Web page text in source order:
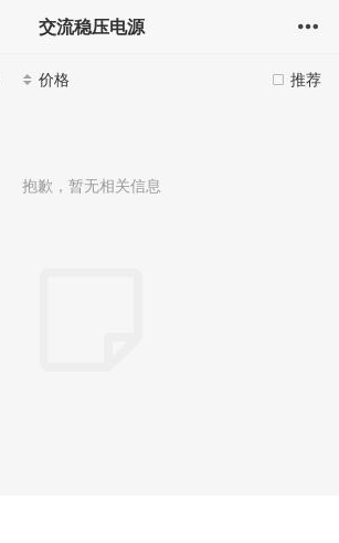
交流稳压电源
推荐
价格
抱歉，暂无相关信息